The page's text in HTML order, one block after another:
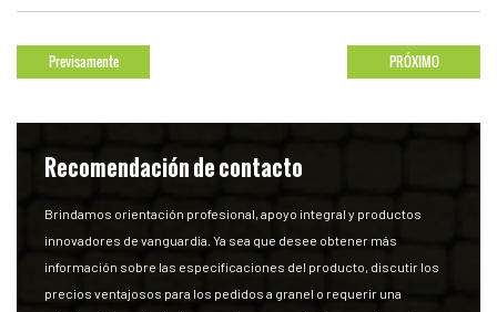
Previsamente PRÓXIMO
Recomendación de contacto
Brindamos orientación profesional, apoyo integral y productos
innovadores de vanguardia. Ya sea que desee obtener más
información sobre las especificaciones del producto, discutir los
precios ventajosos para los pedidos a granel o requerir una